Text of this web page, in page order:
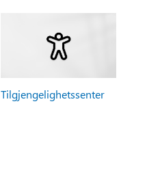
Tilgjengelighetssenter